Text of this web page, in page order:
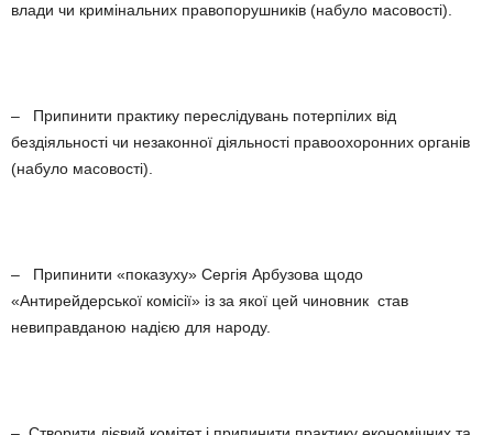
влади чи кримінальних правопорушників (набуло масовості).
– Припинити практику переслідувань потерпілих від
бездіяльності чи незаконної діяльності правоохоронних органів
(набуло масовості).
– Припинити «показуху» Сергія Арбузова щодо
«Антирейдерської комісії» із за якої цей чиновник став
невиправданою надією для народу.